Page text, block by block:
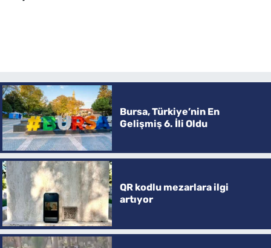
Bursa, Türkiye’nin En
Gelişmiş 6. İli Oldu
QR kodlu mezarlara ilgi
artıyor